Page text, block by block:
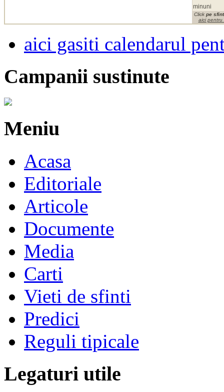
minuni
Click pe
aici pentru
aici gasiti calendarul
Campanii sustinute
Meniu
Acasa
Editoriale
Articole
Documente
Media
Carti
Vieti de sfinti
Predici
Reguli tipicale
Legaturi utile